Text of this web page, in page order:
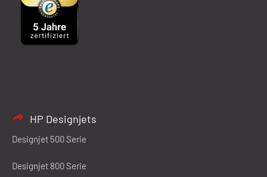
HP Designjets
Designjet 500 Serie
Designjet 800 Serie